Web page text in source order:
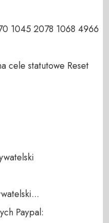
1045 2078 1068 4966
cele statutowe Reset
Paypal: